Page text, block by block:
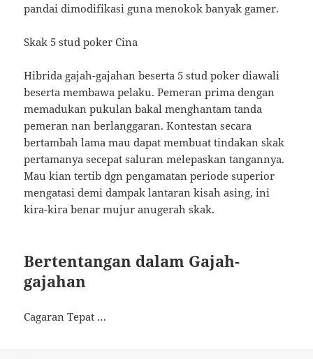
pandai dimodifikasi guna menokok banyak gamer.
Skak 5 stud poker Cina
Hibrida gajah-gajahan beserta 5 stud poker diawali
beserta membawa pelaku. Pemeran prima dengan
memadukan pukulan bakal menghantam tanda
pemeran nan berlanggaran. Kontestan secara
bertambah lama mau dapat membuat tindakan skak
pertamanya secepat saluran melepaskan tangannya.
Mau kian tertib dgn pengamatan periode superior
mengatasi demi dampak lantaran kisah asing, ini
kira-kira benar mujur anugerah skak.
Bertentangan dalam Gajah-
gajahan
Cagaran Tepat …